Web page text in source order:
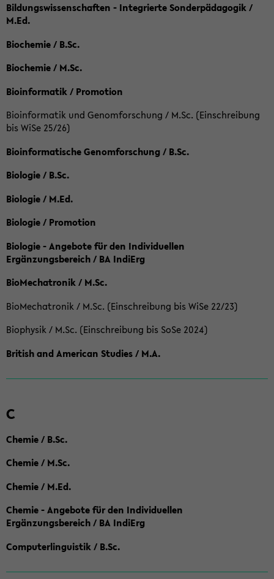
Bildungswissenschaften - Integrierte Sonderpädagogik /
M.Ed.
Biochemie / B.Sc.
Biochemie / M.Sc.
Bioinformatik / Promotion
Bioinformatik und Genomforschung / M.Sc. (Einschreibung
bis WiSe 25/26)
Bioinformatische Genomforschung / B.Sc.
Biologie / B.Sc.
Biologie / M.Ed.
Biologie / Promotion
Biologie - Angebote für den Individuellen
Ergänzungsbereich / BA IndiErg
BioMechatronik / M.Sc.
BioMechatronik / M.Sc. (Einschreibung bis WiSe 22/23)
Biophysik / M.Sc. (Einschreibung bis SoSe 2024)
British and American Studies / M.A.
C
Chemie / B.Sc.
Chemie / M.Sc.
Chemie / M.Ed.
Chemie - Angebote für den Individuellen
Ergänzungsbereich / BA IndiErg
Computerlinguistik / B.Sc.